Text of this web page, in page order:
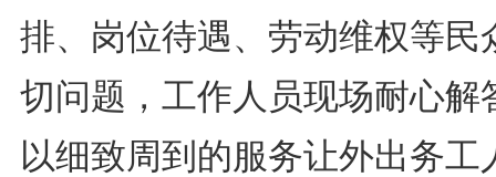
排、岗位待遇、劳动维权等民
切问题，工作人员现场耐心解
以细致周到的服务让外出务工